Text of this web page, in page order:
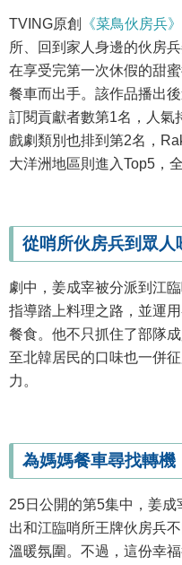
TVING原創 《菜鳥伙房兵》
所、回到家人身邊的伙房
在享受完第一次休假的甜
餐車而出手。該作品播出
訂閱貢獻者數第1名，人氣
戲劇類別也排到第2名，
大洋洲地區則進入Top5，
從哨所伙房兵到眾人
劇中，姜成宰被分派到江
指導踏上料理之路，並運
餐食。他不只抓住了部隊
至北韓居民的口味也一併
力。
為媽媽餐車尋找轉機
25日公開的第5集中，姜
出和江臨哨所王牌伙房兵
溫暖氛圍。不過，這份幸